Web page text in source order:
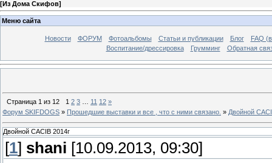
[Из Дома Скифов]
Меню сайта
Новости ФОРУМ Фотоальбомы Статьи и публикации Блог
FAQ
Воспитание/дрессировка
Грумминг Обратная
Страница 1 из 12 1 2 3 11 12 »
Форум SKIFDOGS » Прошедшие выставки и все , что с ними связано. » Двойной
Двойной CACIB 2014г
[1] shani [10.09.2013, 09:30]